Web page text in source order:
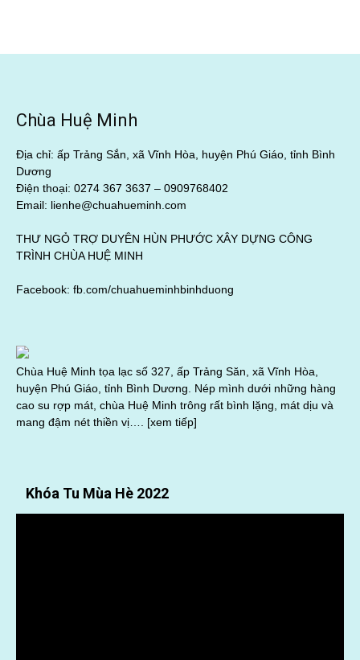
Chùa Huệ Minh
Địa chỉ: ấp Trảng Sắn, xã Vĩnh Hòa, huyện Phú Giáo, tỉnh Bình
Dương
Điện thoại: 0274 367 3637 – 0909768402
Email: lienhe@chuahueminh.com
THƯ NGỎ TRỢ DUYÊN HÙN PHƯỚC XÂY DỰNG CÔNG
TRÌNH CHÙA HUỆ MINH
Facebook: fb.com/chuahueminhbinhduong
Chùa Huệ Minh tọa lạc số 327, ấp Trảng Săn, xã Vĩnh Hòa,
huyện Phú Giáo, tỉnh Bình Dương. Nép mình dưới những hàng
cao su rợp mát, chùa Huệ Minh trông rất bình lặng, mát dịu và
mang đậm nét thiền vị…. [xem tiếp]
Khóa Tu Mùa Hè 2022